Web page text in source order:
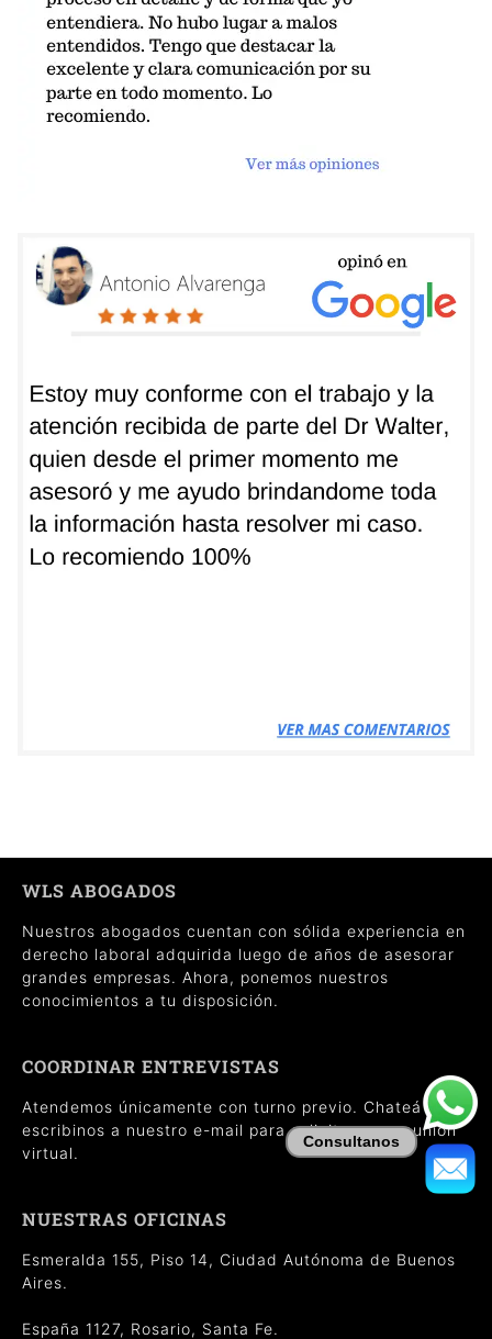
WLS ABOGADOS
Nuestros abogados cuentan con sólida experiencia en
derecho laboral adquirida luego de años de asesorar
grandes empresas. Ahora, ponemos nuestros
conocimientos a tu disposición.
COORDINAR ENTREVISTAS
Atendemos únicamente con turno previo. Chateá o
escribinos a nuestro e-mail para solicitar una reunión
virtual.
NUESTRAS OFICINAS
Esmeralda 155, Piso 14, Ciudad Autónoma de Buenos
Aires.
España 1127, Rosario, Santa Fe.
Consultanos